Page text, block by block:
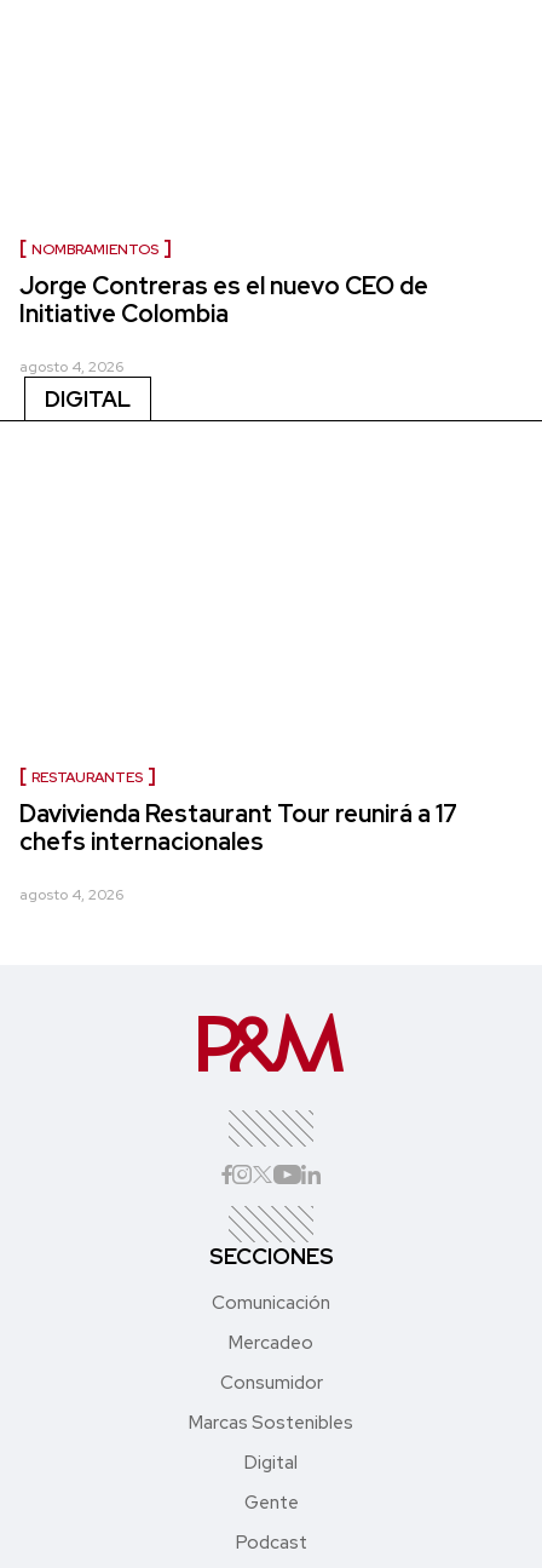
NOMBRAMIENTOS
Jorge Contreras es el nuevo CEO de
Initiative Colombia
agosto 4, 2026
DIGITAL
RESTAURANTES
Davivienda Restaurant Tour reunirá a 17
chefs internacionales
agosto 4, 2026
SECCIONES
Comunicación
Mercadeo
Consumidor
Marcas Sostenibles
Digital
Gente
Podcast